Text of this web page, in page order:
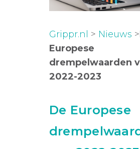
Grippr.nl > Nieuws >
Europese
drempelwaarden
2022-2023
De Europese